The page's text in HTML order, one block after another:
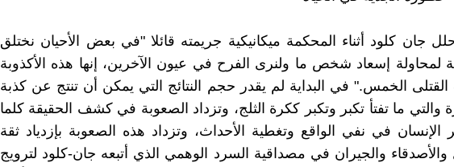
جان كلود أثناء المحكمة ميكانيكية جريمته قائلا "في بعض الأحيان نختلق
لمحاولة إسعاد شخص ما ولنرى الفرح في عيون الآخرين، إنها هذه الأكذوبة
الخمس." في البداية لم يقدر حجم النتائج التي يمكن أن تنتج عن كذبة
والتي ما تفتأ تكبر وتكبر ككرة الثلج، وتزداد الصعوبة في كشف الحقيقة كلما
الإنسان في نفي الواقع وتغطية الأحداث، وتزداد هذه الصعوبة بإزدياد ثقة
والأصدقاء والجيران في مصداقية السرد الوهمي الذي أتبعه جان-كلود لترويج